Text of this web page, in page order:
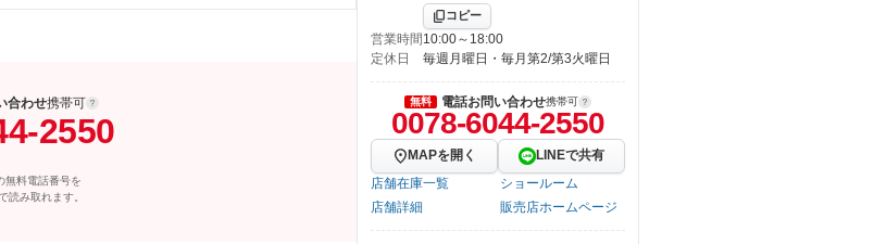
合わせ携帯可
2550
無料電話番号を
読み取れます。
コピー
営業時間10:00～18:00
定休日
毎週月曜日・毎月第2/第3火曜日
無料 電話お問い合わせ携帯可
0078-6044-2550
MAPを開く
LINEで共有
店舗在庫一覧
ショールーム
店舗詳細
販売店ホームページ